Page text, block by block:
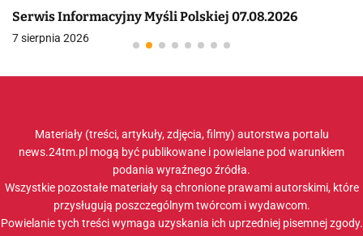
Serwis Informacyjny Myśli Polskiej 07.08.2026
7 sierpnia 2026
Materiały (treści, artykuły, zdjęcia, filmy) autorstwa portalu
news.24tm.pl mogą być publikowane i powielane pod warunkiem
podania wyraźnego źródła.
Wszystkie pozostałe materiały są chronione prawami autorskimi, które
przysługują poszczególnym twórcom i wydawcom.
Powielanie tych treści wymaga uzyskania ich uprzedniej pisemnej zgody.